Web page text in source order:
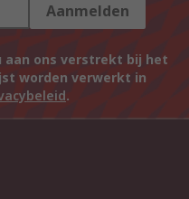
Aanmelden
aan ons verstrekt bij het
worden verwerkt in
.